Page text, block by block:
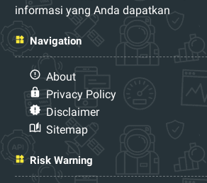
informasi yang Anda dapatkan
Navigation
About
Privacy Policy
Disclaimer
Sitemap
Risk Warning